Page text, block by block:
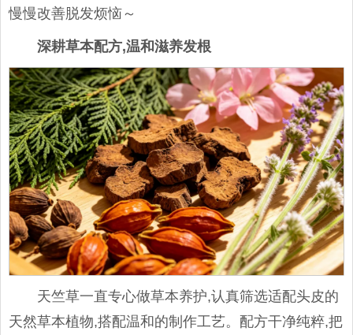
慢慢改善脱发烦恼～
深耕草本配方,温和滋养发根
天竺草一直专心做草本养护,认真筛选适配头皮的
天然草本植物,搭配温和的制作工艺。配方干净纯粹,把